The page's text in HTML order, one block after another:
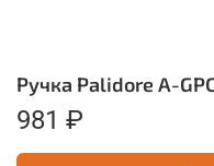
Ручка Palidore A-
981 ₽